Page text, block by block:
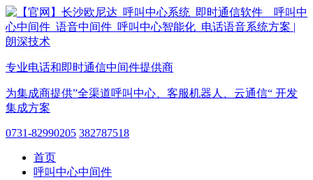
专业电话和即时通信中间件提供商
为集成商提供”全渠道呼叫中心、客服机器人、云通信“ 开发
集成方案
0731-82990205 382787518
首页
呼叫中心中间件